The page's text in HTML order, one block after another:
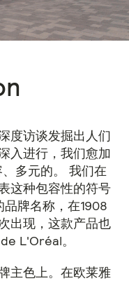
度访谈发掘出人们
入进行，我们愈加
多元的。 我们在
这种包容性的符号
牌名称，在1908
出现，这款产品也
L'Oréal。
主色上。在欧莱雅